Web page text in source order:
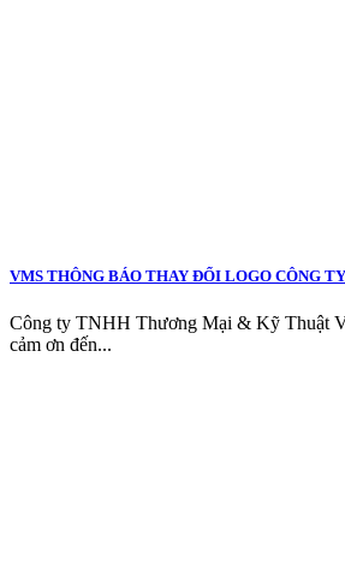
VMS THÔNG BÁO THAY ĐỔI LOGO CÔNG TY
Công ty TNHH Thương Mại & Kỹ Thuật
cảm ơn đến...